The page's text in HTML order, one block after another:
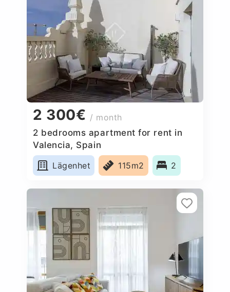
2 300€ / month
2 bedrooms apartment for rent in
Valencia, Spain
Lägenhet
115m2 2